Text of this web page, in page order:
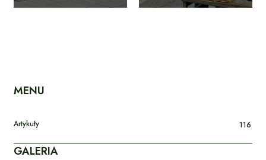
MENU
Artykuły 116
GALERIA